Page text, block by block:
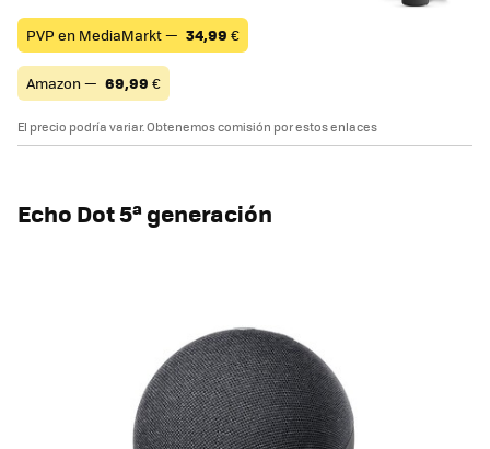
PVP en MediaMarkt — 34,99 €
Amazon — 69,99 €
El precio podría variar. Obtenemos comisión por estos enlaces
Echo Dot 5ª generación